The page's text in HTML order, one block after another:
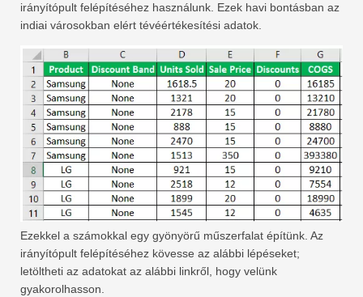
irányítópult felépítéséhez használunk. Ezek havi bontásban az
indiai városokban elért tévéértékesítési adatok.
Ezekkel a számokkal egy gyönyörű műszerfalat építünk. Az
irányítópult felépítéséhez kövesse az alábbi lépéseket;
letöltheti az adatokat az alábbi linkről, hogy velünk
gyakorolhasson.